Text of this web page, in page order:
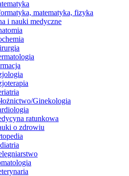
matematyka, fizyka
i nauki medyczne
Ginekologia
ratunkowa
o zdrowiu